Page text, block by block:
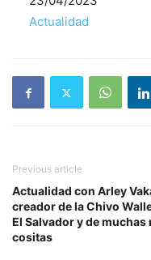
Respecto a
Actualidad
Previous article
Actualidad con Arley
creador de la Chivo
El Salvador y de muchas
cositas